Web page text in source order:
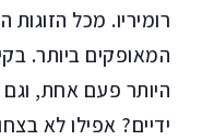
רומיריו. מכל הזוגות
המאופקים ביותר.
היותר פעם אחת,
ידיים? אפילו לא